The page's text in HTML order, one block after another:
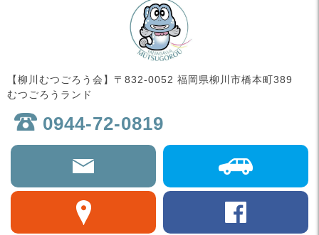
【柳川むつごろう会】〒832-0052 福岡県柳川市橋本町389
むつごろうランド
0944-72-0819